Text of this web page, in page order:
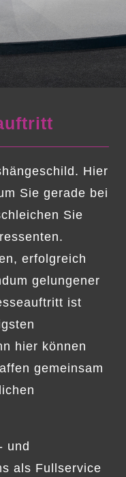
Hier
Sie gerade bei
Sie
erfolgreich
gelungener
ist
hier können
gemeinsam
und
als Fullservice